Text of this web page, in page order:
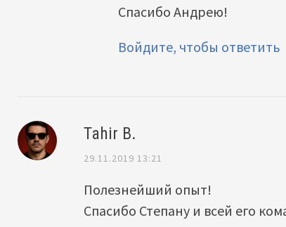
Спасибо Андрею!
Войдите, чтобы ответить
Tahir B.
29.11.2019 13:21
Полезнейший опыт!
Спасибо Степану и всей его